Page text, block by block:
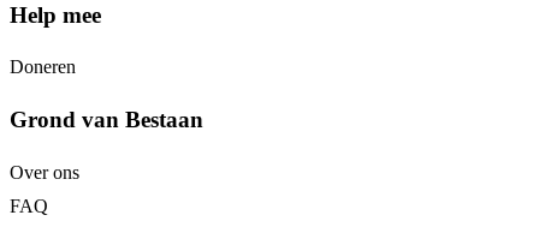
Help mee
Doneren
Grond van Bestaan
Over ons
FAQ